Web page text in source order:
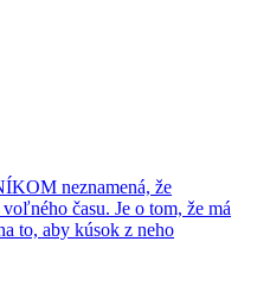
neznamená, že
času. Je o tom, že má
to, aby kúsok z neho